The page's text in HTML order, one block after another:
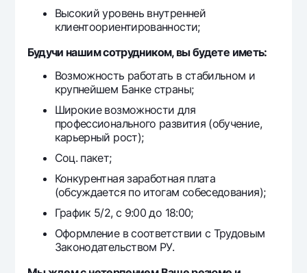
Высокий уровень внутренней
клиентоориентированности;
Будучи нашим сотрудником, вы будете иметь:
Возможность работать в стабильном и
крупнейшем Банке страны;
Широкие возможности для
профессионального развития (обучение,
карьерный рост);
Соц. пакет;
Конкурентная заработная плата
(обсуждается по итогам собеседования);
График 5/2, с 9:00 до 18:00;
Оформление в соответствии с Трудовым
Законодательством РУ.